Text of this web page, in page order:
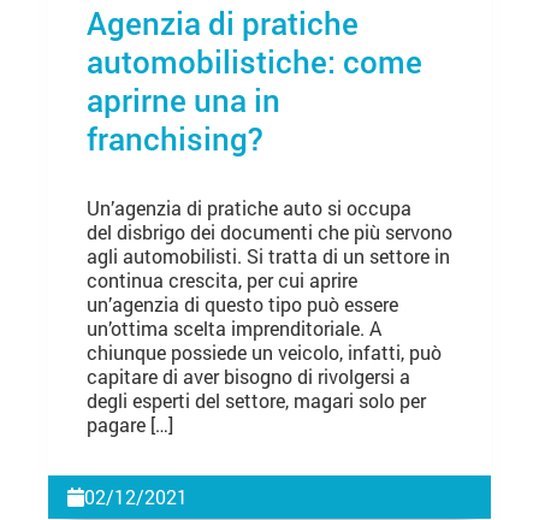
Agenzia di pratiche
automobilistiche: come
aprirne una in
franchising?
Un’agenzia di pratiche auto si occupa
del disbrigo dei documenti che più servono
agli automobilisti. Si tratta di un settore in
continua crescita, per cui aprire
un’agenzia di questo tipo può essere
un’ottima scelta imprenditoriale. A
chiunque possiede un veicolo, infatti, può
capitare di aver bisogno di rivolgersi a
degli esperti del settore, magari solo per
pagare […]
02/12/2021